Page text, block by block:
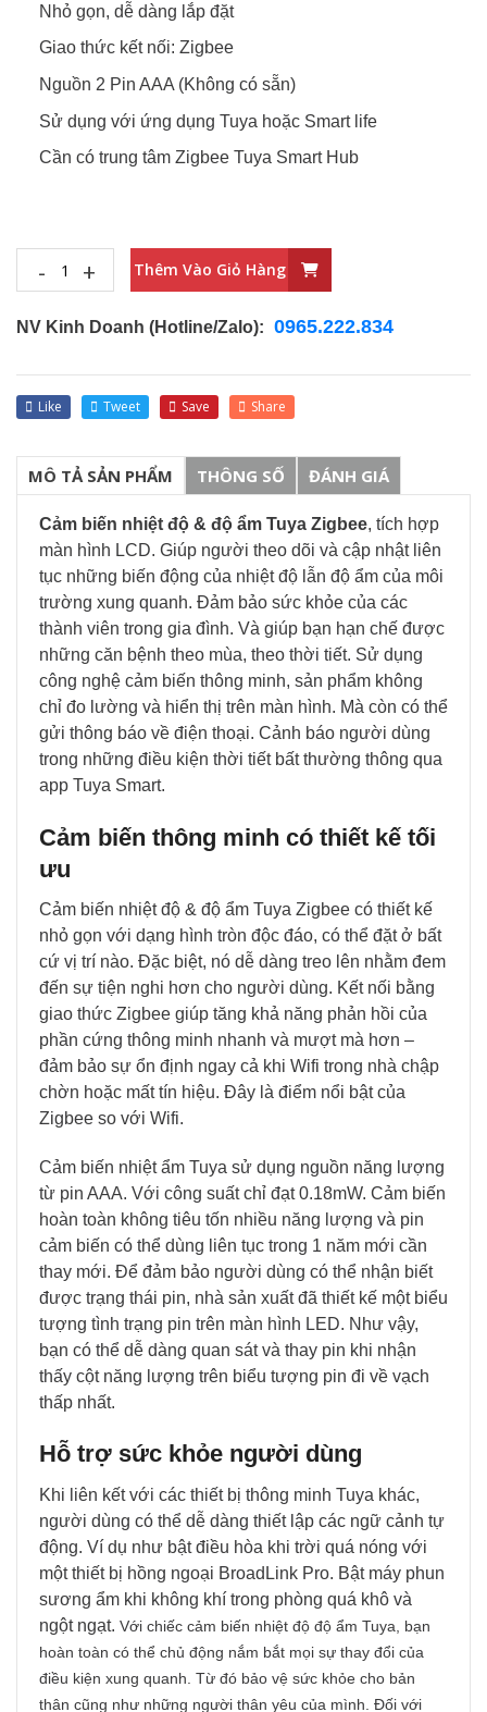
Nhỏ gọn, dễ dàng lắp đặt
Giao thức kết nối: Zigbee
Nguồn 2 Pin AAA (Không có sẵn)
Sử dụng với ứng dụng Tuya hoặc Smart life
Cần có trung tâm Zigbee Tuya Smart Hub
- + Thêm Vào Giỏ Hàng
NV Kinh Doanh (Hotline/Zalo): 0965.222.834
Like Tweet Save Share
MÔ TẢ SẢN PHẨM THÔNG SỐ ĐÁNH GIÁ
Cảm biến nhiệt độ & độ ẩm Tuya Zigbee, tích hợp
màn hình LCD. Giúp người theo dõi và cập nhật liên
tục những biến động của nhiệt độ lẫn độ ẩm của môi
trường xung quanh. Đảm bảo sức khỏe của các
thành viên trong gia đình. Và giúp bạn hạn chế được
những căn bệnh theo mùa, theo thời tiết. Sử dụng
công nghệ cảm biến thông minh, sản phẩm không
chỉ đo lường và hiển thị trên màn hình. Mà còn có thể
gửi thông báo về điện thoại. Cảnh báo người dùng
trong những điều kiện thời tiết bất thường thông qua
app Tuya Smart.
Cảm biến thông minh có thiết kế tối
ưu
Cảm biến nhiệt độ & độ ẩm Tuya Zigbee có thiết kế
nhỏ gọn với dạng hình tròn độc đáo, có thể đặt ở bất
cứ vị trí nào. Đặc biệt, nó dễ dàng treo lên nhằm đem
đến sự tiện nghi hơn cho người dùng. Kết nối bằng
giao thức Zigbee giúp tăng khả năng phản hồi của
phần cứng thông minh nhanh và mượt mà hơn –
đảm bảo sự ổn định ngay cả khi Wifi trong nhà chập
chờn hoặc mất tín hiệu. Đây là điểm nổi bật của
Zigbee so với Wifi.
Cảm biến nhiệt ẩm Tuya sử dụng nguồn năng lượng
từ pin AAA. Với công suất chỉ đạt 0.18mW. Cảm biến
hoàn toàn không tiêu tốn nhiều năng lượng và pin
cảm biến có thể dùng liên tục trong 1 năm mới cần
thay mới. Để đảm bảo người dùng có thể nhận biết
được trạng thái pin, nhà sản xuất đã thiết kế một biểu
tượng tình trạng pin trên màn hình LED. Như vậy,
bạn có thể dễ dàng quan sát và thay pin khi nhận
thấy cột năng lượng trên biểu tượng pin đi về vạch
thấp nhất.
Hỗ trợ sức khỏe người dùng
Khi liên kết với các thiết bị thông minh Tuya khác,
người dùng có thể dễ dàng thiết lập các ngữ cảnh tự
động. Ví dụ như bật điều hòa khi trời quá nóng với
một thiết bị hồng ngoại BroadLink Pro. Bật máy phun
sương ẩm khi không khí trong phòng quá khô và
ngột ngạt. Với chiếc cảm biến nhiệt độ độ ẩm Tuya, bạn
hoàn toàn có thể chủ động nắm bắt mọi sự thay đổi của
điều kiện xung quanh. Từ đó bảo vệ sức khỏe cho bản
thân cũng như những người thân yêu của mình. Đối với